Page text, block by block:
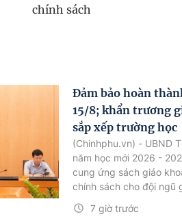
chính sách
Đảm bảo hoàn
15/8; khẩn trương
sắp xếp trường học
7 giờ trước
(Chinhphu.vn) - UBND
năm học mới 2026 -
cung ứng sách giáo
chính sách cho đội ngũ